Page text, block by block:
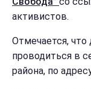
активистов.
Отмечается,
проводиться в
района, по